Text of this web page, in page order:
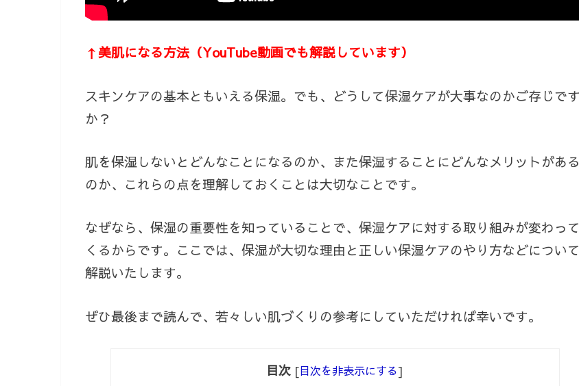
↑美肌になる方法（YouTube動画でも解説しています）
スキンケアの基本ともいえる保湿。でも、どうして保湿ケアが大事なのかご存じです
か？
肌を保湿しないとどんなことになるのか、また保湿することにどんなメリットがある
のか、これらの点を理解しておくことは大切なことです。
なぜなら、保湿の重要性を知っていることで、保湿ケアに対する取り組みが変わって
くるからです。ここでは、保湿が大切な理由と正しい保湿ケアのやり方などについて
解説いたします。
ぜひ最後まで読んで、若々しい肌づくりの参考にしていただければ幸いです。
目次 [目次を非表示にする]